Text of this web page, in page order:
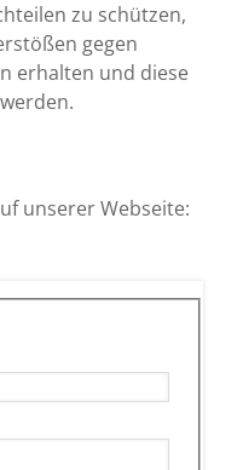
zu schützen,
gegen
erhalten und diese
unserer Webseite: